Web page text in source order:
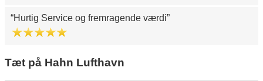
Hurtig Service og fremragende værdi
Tæt på Hahn Lufthavn